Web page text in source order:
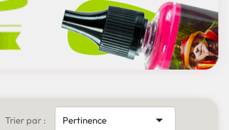
Trier par : Pertinence 